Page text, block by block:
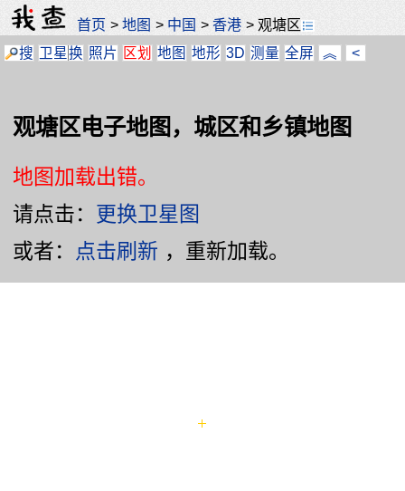
首页 >地图 > 中国 >香港 >观塘区
搜 卫星换 照片 区划 地图 地形 3D 测量 全屏 ︽ <
观塘区电子地图，城区和乡镇地图
地图加载出错。
请点击： 更换卫星图
或者： 点击刷新 ，重新加载。